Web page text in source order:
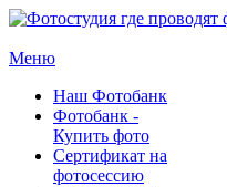
Меню
Наш Фотобанк
Фотобанк -
Купить фото
Сертификат на
фотосессию